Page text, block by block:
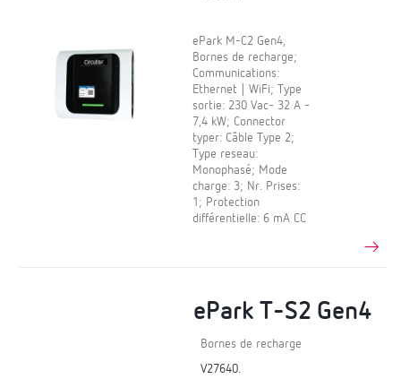
ePark M-C2 Gen4,
Bornes de recharge;
Communications:
Ethernet | WiFi; Type
sortie: 230 Vac- 32 A -
7,4 kW; Connector
typer: Câble Type 2;
Type reseau:
Monophasé; Mode
charge: 3; Nr. Prises:
1; Protection
différentielle: 6 mA CC
ePark T-S2 Gen4
Bornes de recharge
V27640.